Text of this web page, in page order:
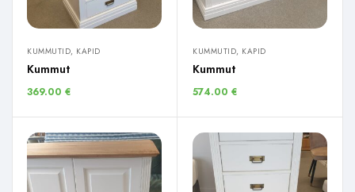
KUMMUTID, KAPID
Kummut
369.00 €
KUMMUTID, KAPID
Kummut
574.00 €